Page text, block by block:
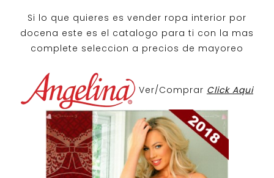
Si lo que quieres es vender ropa interior por
docena este es el catalogo para ti con la mas
complete seleccion a precios de mayoreo
Ver/Comprar Click Aqui